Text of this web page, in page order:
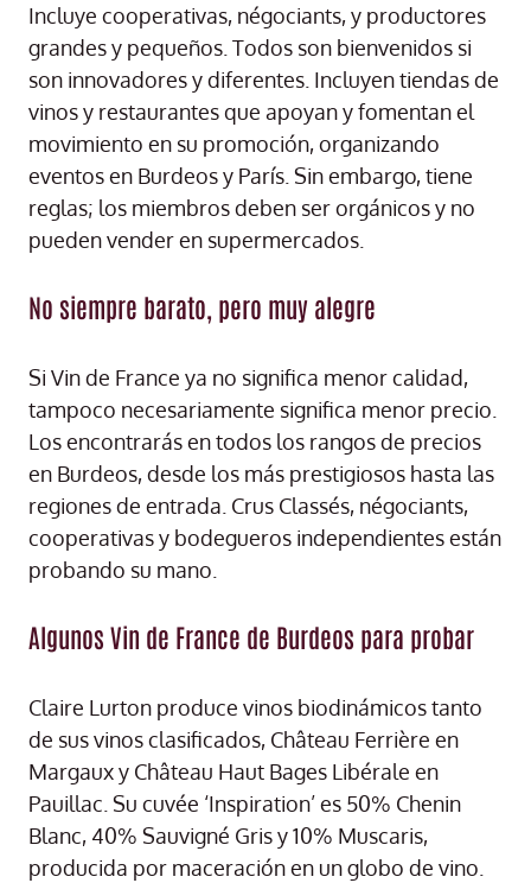
Incluye cooperativas, négociants, y productores
grandes y pequeños. Todos son bienvenidos si
son innovadores y diferentes. Incluyen tiendas de
vinos y restaurantes que apoyan y fomentan el
movimiento en su promoción, organizando
eventos en Burdeos y París. Sin embargo, tiene
reglas; los miembros deben ser orgánicos y no
pueden vender en supermercados.
No siempre barato, pero muy alegre
Si Vin de France ya no significa menor calidad,
tampoco necesariamente significa menor precio.
Los encontrarás en todos los rangos de precios
en Burdeos, desde los más prestigiosos hasta las
regiones de entrada. Crus Classés, négociants,
cooperativas y bodegueros independientes están
probando su mano.
Algunos Vin de France de Burdeos para probar
Claire Lurton produce vinos biodinámicos tanto
de sus vinos clasificados, Château Ferrière en
Margaux y Château Haut Bages Libérale en
Pauillac. Su cuvée ‘Inspiration’ es 50% Chenin
Blanc, 40% Sauvigné Gris y 10% Muscaris,
producida por maceración en un globo de vino.